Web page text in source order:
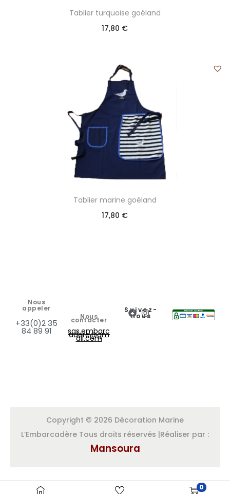
Tablier turquoise goéland
17,80 €
Tablier marine goéland
17,80 €
0
Nous
appeler
+33(0)2 35
84 89 91
Nous
contacter
sas.embarc
adere@gm
ail.com
Suivez-
nous
Copyright © 2026 Décoration Marine
L’Embarcadère Tous droits réservés |Réaliser par :
Mansoura